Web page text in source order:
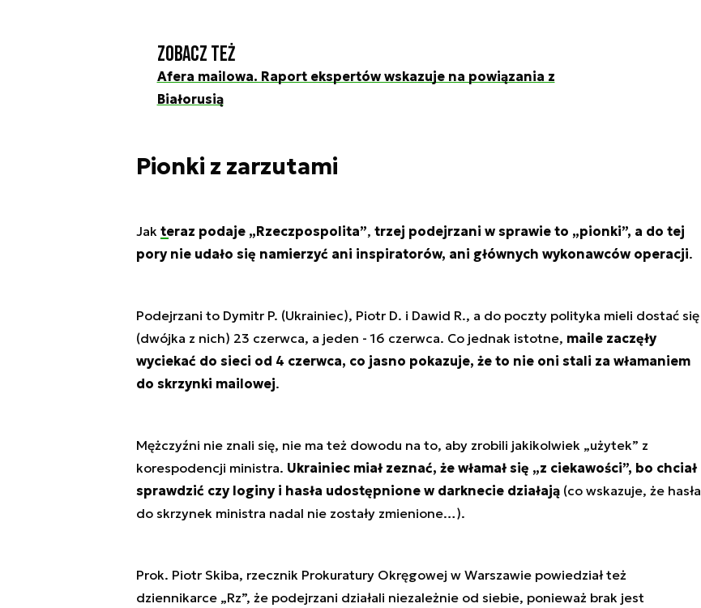
Zobacz też
Afera mailowa. Raport ekspertów wskazuje na powiązania z
Białorusią
Pionki z zarzutami
Jak teraz podaje „Rzeczpospolita”, trzej podejrzani w sprawie to „pionki”, a do tej
pory nie udało się namierzyć ani inspiratorów, ani głównych wykonawców operacji.
Podejrzani to Dymitr P. (Ukrainiec), Piotr D. i Dawid R., a do poczty polityka mieli dostać się
(dwójka z nich) 23 czerwca, a jeden - 16 czerwca. Co jednak istotne, maile zaczęły
wyciekać do sieci od 4 czerwca, co jasno pokazuje, że to nie oni stali za włamaniem
do skrzynki mailowej.
Mężczyźni nie znali się, nie ma też dowodu na to, aby zrobili jakikolwiek „użytek” z
korespodencji ministra. Ukrainiec miał zeznać, że włamał się „z ciekawości”, bo chciał
sprawdzić czy loginy i hasła udostępnione w darknecie działają(co wskazuje, że hasła
do skrzynek ministra nadal nie zostały zmienione…).
Prok. Piotr Skiba, rzecznik Prokuratury Okręgowej w Warszawie powiedział też
dziennikarce „Rz”, że podejrzani działali niezależnie od siebie, ponieważ brak jest